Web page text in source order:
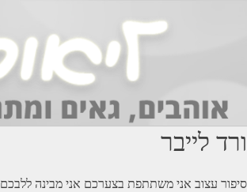
ורד לייבר
סיפור עצוב אני משתתפת בצערכם אני מבינה ללבכם